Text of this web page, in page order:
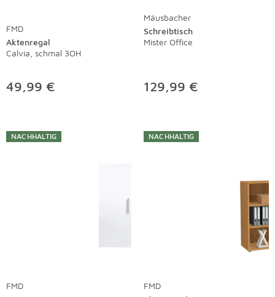
FMD
Aktenregal
Calvia, schmal 3OH
49,99 €
Mäusbacher
Schreibtisch
Mister Office
129,99 €
NACHHALTIG
FMD
NACHHALTIG
FMD